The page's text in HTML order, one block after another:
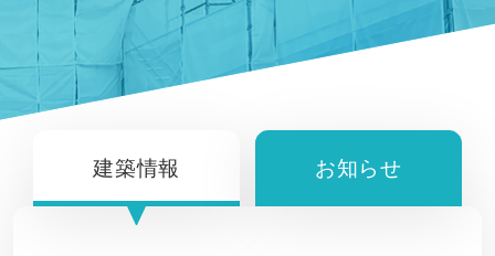
建築情報 お知らせ